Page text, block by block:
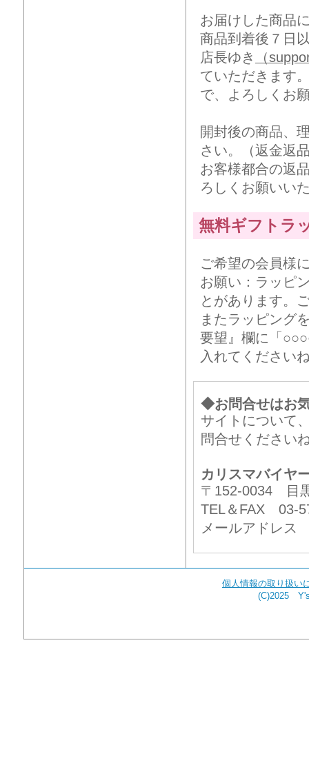
お届けした商品
商品到着後７日
店長ゆき
（
ていただきます
で、よろしくお
開封後の商品、
さい。（返金返
お客様都合の返
ろしくお願いい
無料ギフトラ
ご希望の会員様
お願い：ラッピ
とがあります。
またラッピング
要望』欄に「
入れてください
◆お問合せはお
サイトについて
問合せください
カリスマバイヤ
〒152-0034 目
TEL＆FAX 03-
メールアドレ
個人情報の取り扱い
(C)2025